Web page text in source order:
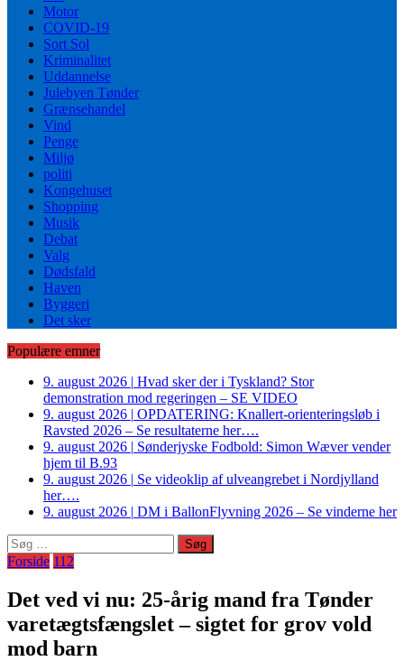
Motor
COVID-19
Sort Sol
Kriminalitet
Uddannelse
Julebyen Tønder
Grænsehandel
Vind
Penge
Miljø
politi
Kongehuset
Shopping
Musik
Debat
Valg
Dødsfald
Haven
Byggeri
Det sker
Populære emner
9. august 2026 | Hvad sker der i Tyskland? Stor
demonstration mod regeringen – SE VIDEO
9. august 2026 | OPDATERING: Knallert-orienteringsløb i
Ravsted 2026 – Se resultaterne her….
9. august 2026 | Sønderjyske Fodbold: Simon Wæver vender
hjem til B.93
9. august 2026 | Se videoklip af ulveangrebet i Nordjylland
her….
9. august 2026 | DM i BallonFlyvning 2026 – Se vinderne her
Søg
efter:
Forside 112
Det ved vi nu: 25-årig mand fra Tønder
varetægtsfængslet – sigtet for grov vold
mod barn